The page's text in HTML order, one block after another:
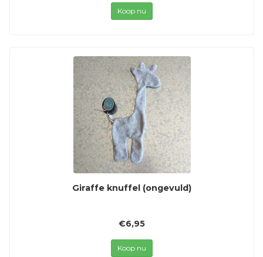
Koop nu
Giraffe knuffel (ongevuld)
€6,95
Koop nu